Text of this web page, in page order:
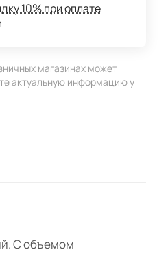
10% при оплате
магазинах может
актуальную информацию у
С объемом